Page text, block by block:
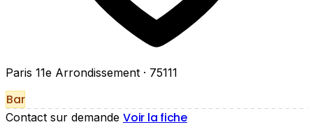
Paris 11e Arrondissement · 75111
Bar
Contact sur demande Voir la fiche